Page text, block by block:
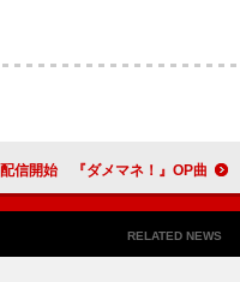
IVE、初ドラマタイアップの日本オリジナル新曲「DARE ME」配信開始 『ダメマネ！』OP曲
RELATED NEWS